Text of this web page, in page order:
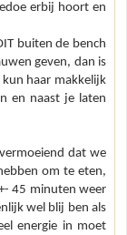
erbij hoort en
buiten de bench
geven, dan is
haar makkelijk
en naast je laten
dat we
om te eten,
45 minuten weer
wel blij ben als
energie in moet